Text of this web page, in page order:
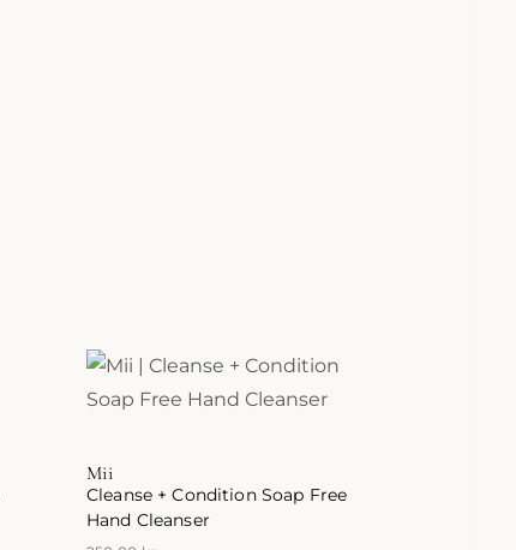
Mii
Cleanse + Condition Soap Free
Hand Cleanser